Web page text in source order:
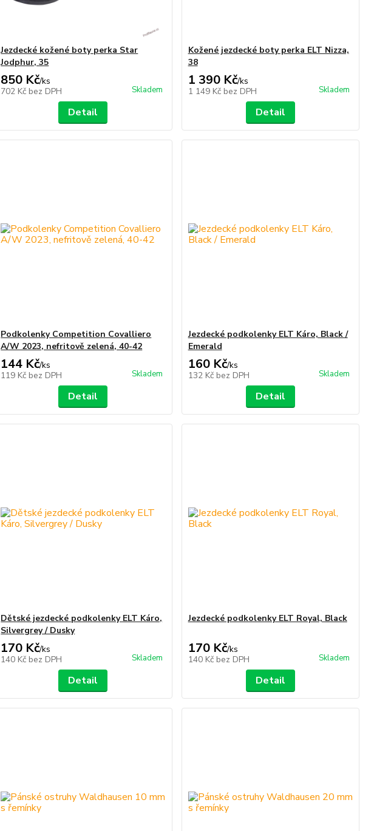
Jezdecké kožené boty perka Star
Jodphur, 35
850 Kč/ks
702 Kč bez DPH Skladem
Detail
Kožené jezdecké boty perka ELT Nizza,
38
1 390 Kč/ks
1 149 Kč bez DPH Skladem
Detail
Podkolenky Competition Covalliero
A/W 2023, nefritově zelená, 40-42
144 Kč/ks
119 Kč bez DPH Skladem
Detail
Jezdecké podkolenky ELT Káro, Black /
Emerald
160 Kč/ks
132 Kč bez DPH Skladem
Detail
Dětské jezdecké podkolenky ELT Káro,
Silvergrey / Dusky
170 Kč/ks
140 Kč bez DPH Skladem
Detail
Jezdecké podkolenky ELT Royal, Black
170 Kč/ks
140 Kč bez DPH Skladem
Detail